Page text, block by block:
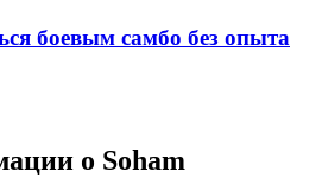
боевым самбо без опыта
о Soham